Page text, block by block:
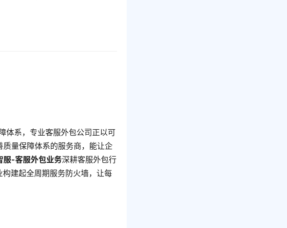
体系，专业客服外包公司正以可
量保障体系的服务商，能让企
服-客服外包业务深耕客服外包行
建起全周期服务防火墙，让每